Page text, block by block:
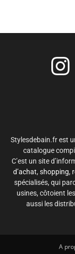
Stylesdebain.fr est
catalogue
C’est un site
d’achat, shopping,
spécialisés, qui
usines, côtoient
aussi les
A